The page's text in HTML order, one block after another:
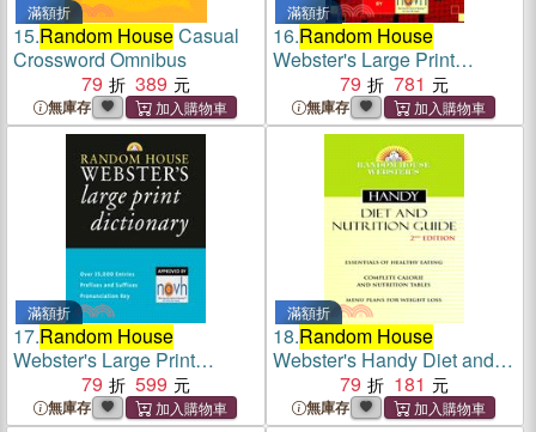
滿額折
15.Random HouseCasual
Crossword Omnibus
79
389
無庫存
滿額折
16.Random House
Webster's Large Print
Crossword Puzzle
Dictionary
79 781
無庫存
滿額折
17.Random House
Webster's Large Print
Dictionary
79 599
無庫存
滿額折
18.Random House
Webster's Handy Diet and
Nutrition Guide
79 181
無庫存